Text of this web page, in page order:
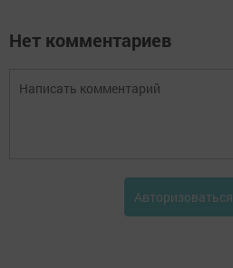
Нет комментариев
Авторизоваться